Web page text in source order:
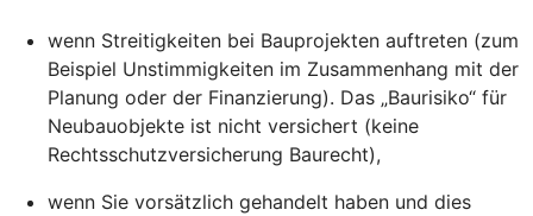
wenn Streitigkeiten bei Bauprojekten auftreten (zum
Beispiel Unstimmigkeiten im Zusammenhang mit der
Planung oder der Finanzierung). Das „Baurisiko“ für
Neubauobjekte ist nicht versichert (keine
Rechtsschutzversicherung Baurecht),
wenn Sie vorsätzlich gehandelt haben und dies